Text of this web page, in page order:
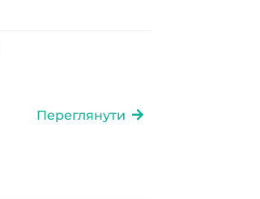
Переглянути